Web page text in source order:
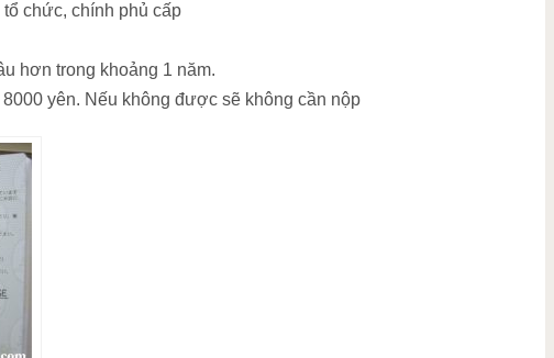
chức, chính phủ cấp
hơn trong khoảng 1 năm.
yên. Nếu không được sẽ không cần nộp